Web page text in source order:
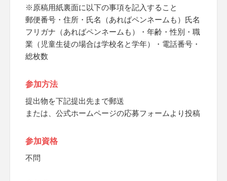
※原稿用紙裏面に以下の事項を記入すること
郵便番号・住所・氏名（あればペンネームも）氏名
フリガナ（あればペンネームも）・年齢・性別・職
業（児童生徒の場合は学校名と学年）・電話番号・
総枚数
参加方法
提出物を下記提出先まで郵送
または、公式ホームページの応募フォームより投稿
参加資格
不問